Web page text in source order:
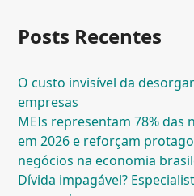
Posts Recentes
O custo invisível da
empresas
MEIs representam 78% das
em 2026 e reforçam
negócios na economia
Dívida impagável?